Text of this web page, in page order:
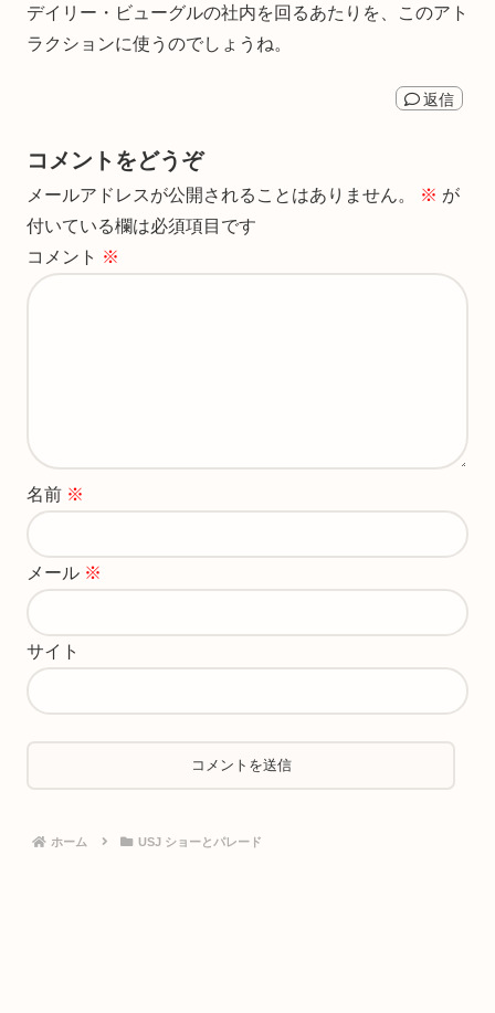
デイリー・ビューグルの社内を回るあたりを、このアト
ラクションに使うのでしょうね。
返信
コメントをどうぞ
メールアドレスが公開されることはありません。 ※ が
付いている欄は必須項目です
コメント ※
名前 ※
メール ※
サイト
ホーム USJ ショーとパレード